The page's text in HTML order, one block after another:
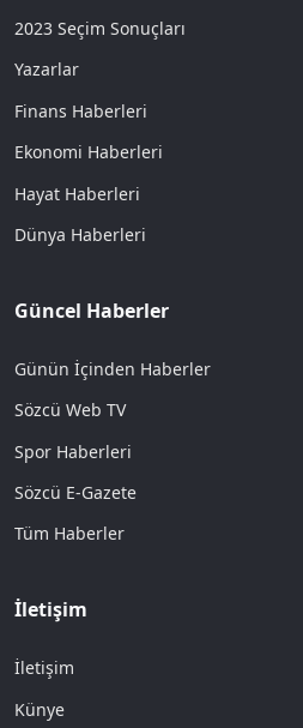
2023 Seçim Sonuçları
Yazarlar
Finans Haberleri
Ekonomi Haberleri
Hayat Haberleri
Dünya Haberleri
Güncel Haberler
Günün İçinden Haberler
Sözcü Web TV
Spor Haberleri
Sözcü E-Gazete
Tüm Haberler
İletişim
İletişim
Künye